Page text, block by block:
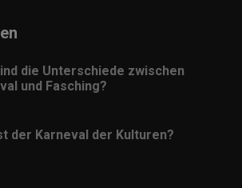
die Unterschiede zwischen
und Fasching?
der Karneval der Kulturen?